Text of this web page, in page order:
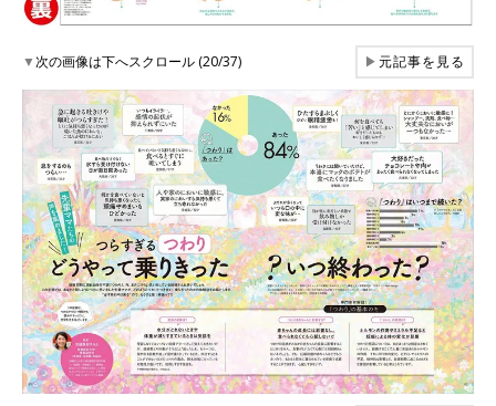
▼次の画像は下へスクロール (20/37) ▶元記事を見る